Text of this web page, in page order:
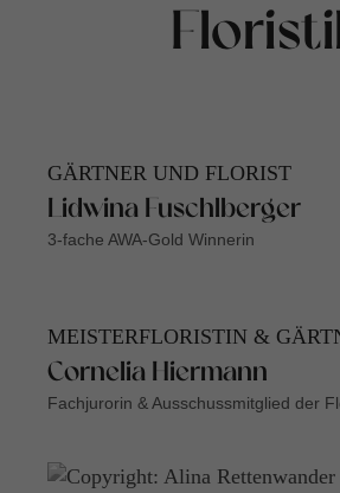
GÄRTNER UND FLORIST
Lidwina Fuschlberger
3-fache AWA-Gold Winnerin
MEISTERFLORISTIN &
Cornelia Hiermann
Fachjurorin & Ausschussmitglied der